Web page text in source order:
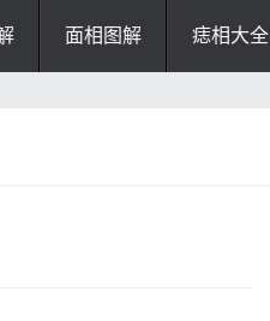
面相图解 痣相大全